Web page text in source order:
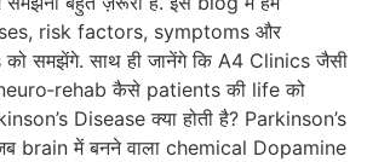
risk factors, symptoms और
समझेंगे. साथ ही जानेंगे कि A4 Clinics जैसी
कैसे patients की life को
Disease क्या होती है? Parkinson’s
brain में बनने वाला chemical Dopamine